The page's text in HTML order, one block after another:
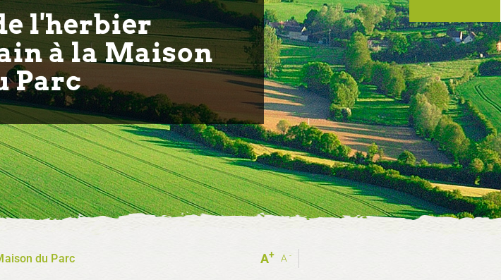
l'herbier
à la Maison
Parc
-
A
+
A
du Parc